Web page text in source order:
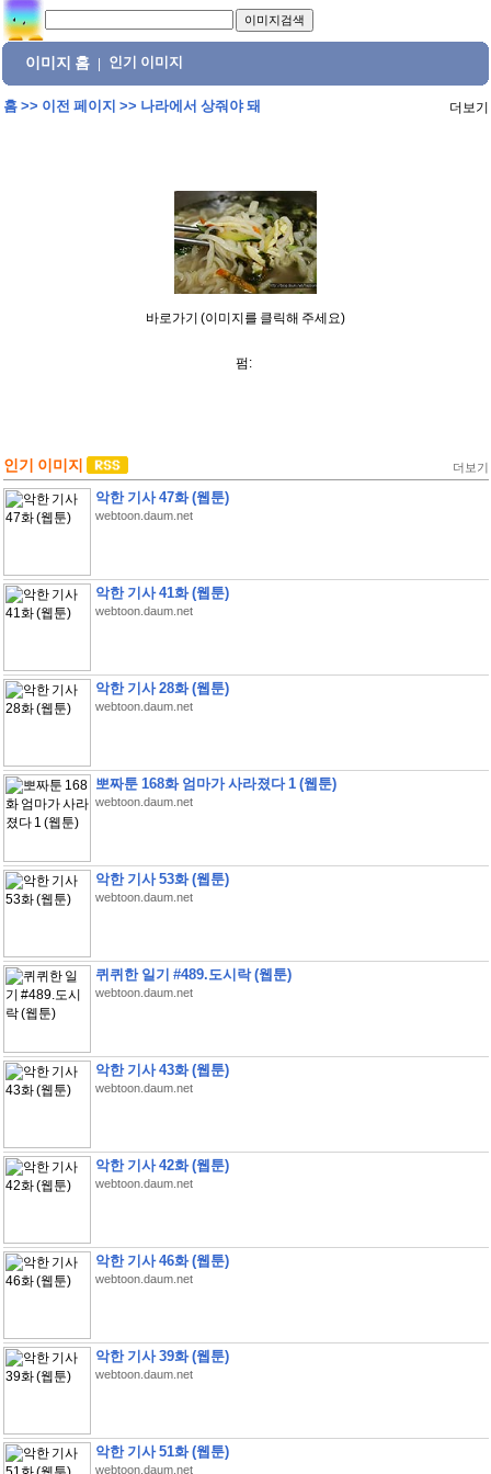
이미지 홈 인기 이미지
홈>> 이전 페이지 >> 나라에서 상줘야 돼 더보기
바로가기 (이미지를 클릭해 주세요)
펌:
인기 이미지 더보기
악한 기사 47화 (웹툰)
webtoon.daum.net
악한 기사 41화 (웹툰)
webtoon.daum.net
악한 기사 28화 (웹툰)
webtoon.daum.net
뽀짜툰 168화 엄마가 사라졌다 1 (웹툰)
webtoon.daum.net
악한 기사 53화 (웹툰)
webtoon.daum.net
퀴퀴한 일기 #489.도시락 (웹툰)
webtoon.daum.net
악한 기사 43화 (웹툰)
webtoon.daum.net
악한 기사 42화 (웹툰)
webtoon.daum.net
악한 기사 46화 (웹툰)
webtoon.daum.net
악한 기사 39화 (웹툰)
webtoon.daum.net
악한 기사 51화 (웹툰)
webtoon.daum.net